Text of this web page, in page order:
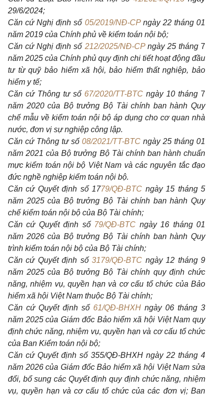
29/6/2024;
Căn cứ Nghị định số 05/2019/NĐ-CPngày 22 tháng 01
năm 2019 của Chính phủ về kiểm toán nội bộ;
Căn cứ Nghị định số 212/2025/NĐ-CPngày 25 tháng7
năm 2025 của Chính phủ quy định chi tiết hoạt động đầu
tư từ quỹ bảo hiểm xã hội, bảo hiểm thất nghiệp, bảo
hiểm y tế;
Căn cứ Thông tư số 67/2020/TT-BTC ngày 10 tháng 7
năm 2020 của Bộ trưởng Bộ Tài chính ban hành Quy
chế mẫu về kiểm toán nội bộ áp dụng cho cơ quan nhà
nước, đơn vị sự nghiệp công lập.
Căn cứ Thông tư số 08/2021/TT-BTC ngày 25 tháng 01
năm 2021 của Bộ trưởng Bộ Tài chính ban hành chuẩn
mực kiểm toán nội bộ Việt Nam và các nguyên tắc đạo
đức nghề nghiệp kiểm toán nội bộ.
Căn cứ Quyết định số 1779/QĐ-BTC ngày 15 tháng 5
năm 2025 của Bộ trưởng Bộ Tài chính ban hành Quy
chế kiểm toán nội bộ của Bộ Tài chính;
Căn cứ Quyết định số 79/QĐ-BTC ngày 16 tháng 01
năm 2026 của Bộ trưởng Bộ Tài chính ban hành Quy
trình kiểm toán nội bộ của Bộ Tài chính;
Căn cứ Quyết định số3179/QĐ-BTC ngày 12 tháng 9
năm 2025 của Bộ trưởng Bộ Tài chính quy định chức
năng, nhiệm vụ, quyền hạn và cơ cấu tổ chức của Bảo
hiểm xã hội Việt Nam thuộc Bộ Tài chính;
Căn cứ Quyết định số 61/QĐ-BHXH ngày 06 tháng 3
năm 2025 của Giám đốc Bảo hiểm xã hội Việt Nam quy
định chức năng, nhiệm vụ, quyền hạn và cơ cấu tổ chức
của Ban Kiểm toán nội bộ;
Căn cứ Quyết định số 355/QĐ-BHXH ngày 22 tháng 4
năm 2026 của Giám đốc Bảo hiểm xã hội Việt Nam sửa
đổi, bổ sung các Quyết định quy định chức năng, nhiệm
vụ, quyền hạn và cơ cấu tổ chức của các đơn vị; Ban